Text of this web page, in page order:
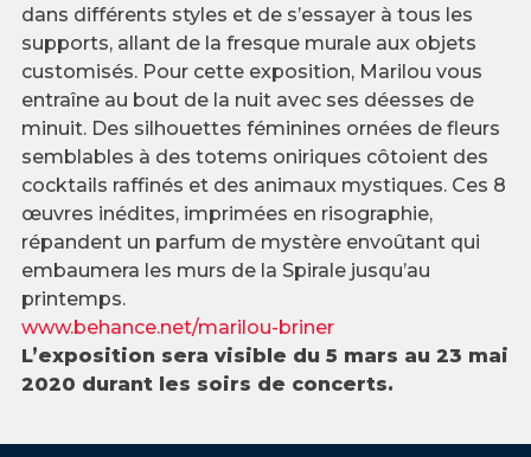
dans différents styles et de s’essayer à tous les
supports, allant de la fresque murale aux objets
customisés. Pour cette exposition, Marilou vous
entraîne au bout de la nuit avec ses déesses de
minuit. Des silhouettes féminines ornées de fleurs
semblables à des totems oniriques côtoient des
cocktails raffinés et des animaux mystiques. Ces 8
œuvres inédites, imprimées en risographie,
répandent un parfum de mystère envoûtant qui
embaumera les murs de la Spirale jusqu’au
printemps.
www.behance.net/marilou-briner
L’exposition sera visible du 5 mars au 23 mai
2020 durant les soirs de concerts.